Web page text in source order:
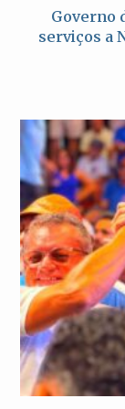
Governo
serviços a